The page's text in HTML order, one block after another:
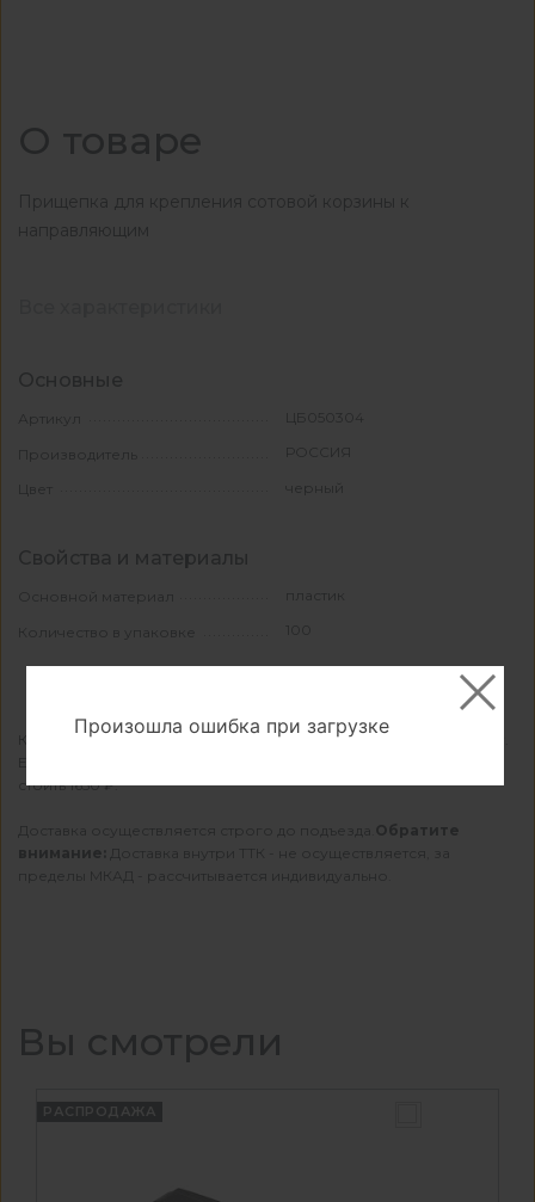
О товаре
Прищепка для крепления сотовой корзины к
направляющим
Основные
Артикул ЦБ050304
Производитель РОССИЯ
Цвет черный
Свойства и материалы
Основной материал пластик
Количество в упаковке 100
КДМ осуществляет бесплатную доставку при заказе от 22000 ₽.
стоить 1650 ₽.
Доставка осуществляется строго до подъезда. Обратите
внимание:
Доставка внутри ТТК - не осуществляется, за
пределы МКАД - рассчитывается индивидуально.
Вы смотрели
РАСПРОДАЖА
Произошла ошибка при загрузке